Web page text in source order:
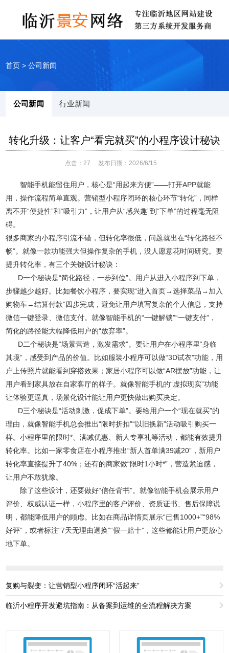
首页 >公司新闻
公司新闻 行业新闻
转化升级：让客户“看完就买”的小程序设计秘诀
点击： 27 发布日期：2026/6/15
智能手机能留住用户，核心是“用起来方便”——打开APP就能
用，操作流程简单直观。营销型小程序闭环的核心环节“转化”，同样
离不开“便捷性”和“吸引力”，让用户从“感兴趣”到“下单”的过程毫无阻
碍。
很多商家的小程序引流不错，但转化率很低，问题就出在“转化路径不
畅”。就像一款功能强大但操作复杂的手机，没人愿意花时间研究。要
提升转化率，有三个关键设计秘诀：
D一个秘诀是“简化路径，一步到位”。用户从进入小程序到下单，
步骤越少越好。比如餐饮小程序，要实现“进入首页→选择菜品→加入
购物车→结算付款”四步完成，避免让用户填写复杂的个人信息，支持
微信一键登录、微信支付。就像智能手机的“一键解锁”“一键支付”，
简化的路径能大幅降低用户的“放弃率”。
D二个秘诀是“场景营造，激发需求”。要让用户在小程序里“身临
其境”，感受到产品的价值。比如服装小程序可以做“3D试衣”功能，用
户上传照片就能看到穿搭效果；家居小程序可以做“AR摆放”功能，让
用户看到家具放在自家客厅的样子。就像智能手机的“虚拟现实”功能
让体验更逼真，场景化设计能让用户更快做出购买决定。
D三个秘诀是“活动刺激，促成下单”。要给用户一个“现在就买”的
理由，就像智能手机总会推出“限时折扣”“以旧换新”活动吸引购买一
样。小程序里的限时*、满减优惠、新人专享礼等活动，都能有效提升
转化率。比如一家零食店在小程序推出“新人首单满39减20”，新用户
转化率直接提升了40%；还有的商家做“限时1小时*”，营造紧迫感，
让用户不敢犹豫。
除了这些设计，还要做好“信任背书”。就像智能手机会展示用户
评价、权威认证一样，小程序里的客户评价、资质证书、售后保障说
明，都能降低用户的顾虑。比如在商品详情页展示“已售1000+”“98%
好评”，或者标注“7天无理由退换”“假一赔十”，这些都能让用户更放心
地下单。
复购与裂变：让营销型小程序闭环“活起来”
临沂小程序开发避坑指南：从备案到运维的全流程解决方案